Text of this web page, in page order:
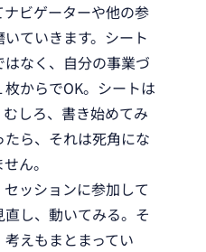
ビゲーターや他の参
ていきます。シート
なく、自分の事業づ
からでOK。シートは
しろ、書き始めてみ
ら、それは死角にな
ん。
ッションに参加して
し、動いてみる。そ
えもまとまってい